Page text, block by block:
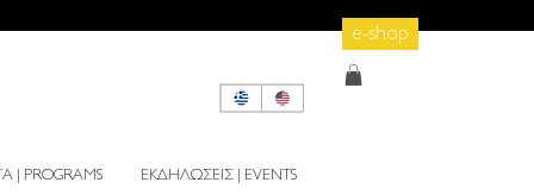
e-shop
PROGRAMS ΕΚΔΗΛΩΣΕΙΣ | EVENTS